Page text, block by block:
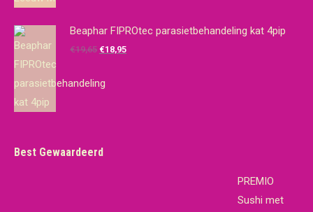
was:
€14,95.
is:
€10,00.
Beaphar FIPROtec parasietbehandeling kat 4pip
€19,65 Oorspronkelijke
was:
€18,95Huidige
Best Gewaardeerd
PREMIO
Sushi met